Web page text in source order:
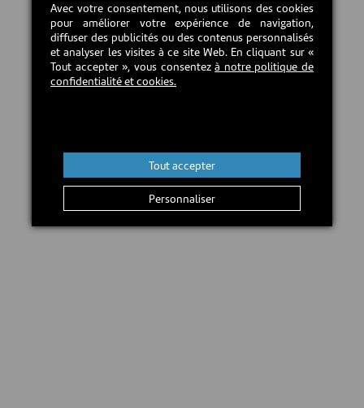
Avec votre consentement, nous utilisons des cookies
pour améliorer votre expérience de navigation,
diffuser des publicités ou des contenus personnalisés
et analyser les visites à ce site Web. En cliquant sur «
Tout accepter », vous consentezà notre politique de
confidentialité et cookies.
Personnaliser
Tout accepter